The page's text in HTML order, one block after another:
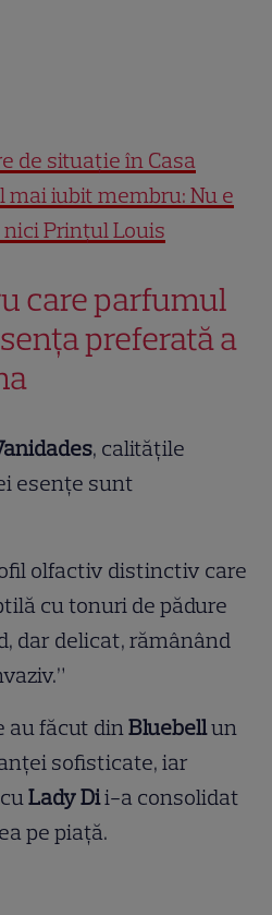
de situație în Casa
mai iubit membru: Nu e
Prințul Louis
care parfumul
preferată a
, calitățile
esențe sunt
olfactiv distinctiv care
cu tonuri de pădure
dar delicat, rămânând
au făcut dinBluebellun
sofisticate, iar
cuLady Dii-a consolidat
pe piață.